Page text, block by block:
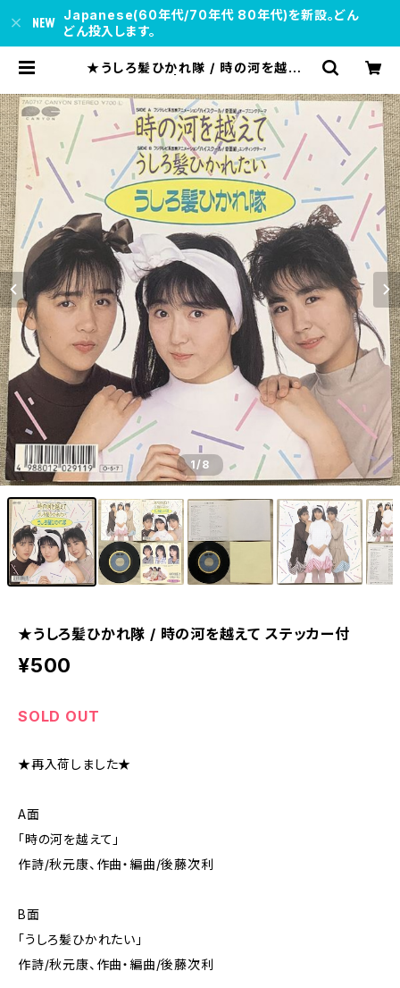
Japanese(60年代/70年代 80年代)を新設。どん
どん投入します。
★うしろ髪ひかれ隊 / 時の河を越えて
ords
1/8
★うしろ髪ひかれ隊 / 時の河を越えて ステッカー付
¥500
SOLD OUT
★再入荷しました★
A面
「時の河を越えて」
作詩/秋元康、作曲・編曲/後藤次利
B面
「うしろ髪ひかれたい」
作詩/秋元康、作曲・編曲/後藤次利